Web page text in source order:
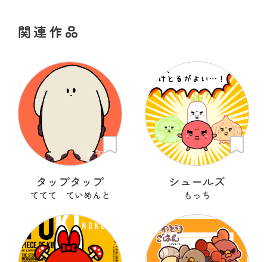
関連作品
タップタップ
ててて ていめんと
シュールズ
もっち